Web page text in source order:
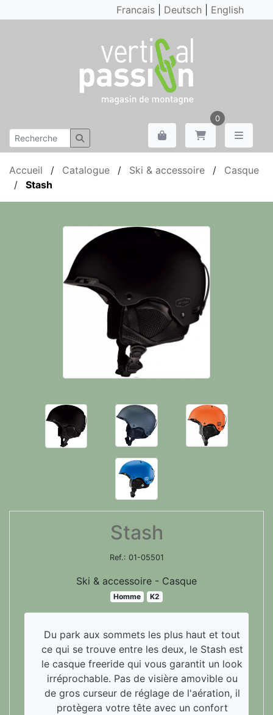
Francais Deutsch English
0
Accueil / Catalogue / Ski & accessoire /
Casque
/
Stash
Stash
Ref.: 01-05501
Ski & accessoire - Casque
Homme K2
Du park aux sommets les plus haut et tout
ce qui se trouve entre les deux, le Stash est
le casque freeride qui vous garantit un look
irréprochable. Pas de visière amovible ou
de gros curseur de réglage de l'aération, il
protègera votre tête avec un confort